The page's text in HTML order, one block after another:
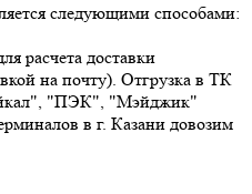
следующими способами:
расчета доставки
на почту). Отгрузка в ТК
"ПЭК", "Мэйджик"
в г. Казани довозим